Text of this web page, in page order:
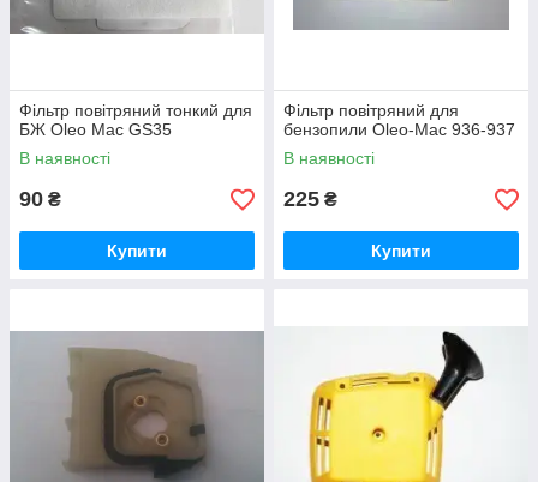
Фільтр повітряний тонкий для
БЖ Oleo Mac GS35
В наявності
90 ₴
Купити
Фільтр повітряний для
бензопили Oleo-Mac 936-937
В наявності
225 ₴
Купити